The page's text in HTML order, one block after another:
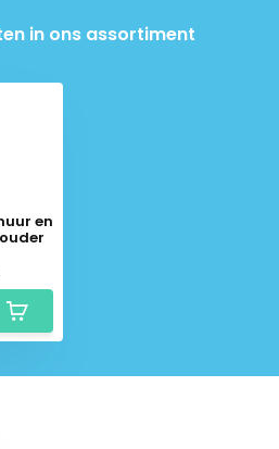
in ons assortiment
en